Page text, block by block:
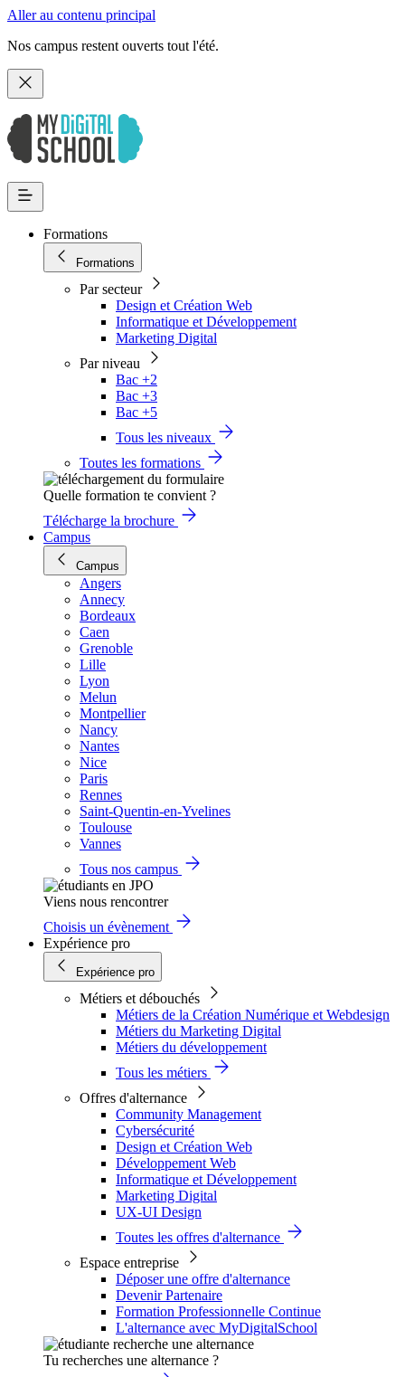
Aller au contenu principal
Nos campus restent ouverts tout l'été.
Formations
Formations
Par secteur
Design et Création Web
Informatique et Développement
Marketing Digital
Par niveau
Bac +2
Bac +3
Bac +5
Tous les niveaux
Toutes les formations
Quelle formation te convient ?
Télécharge la brochure
Campus
Campus
Angers
Annecy
Bordeaux
Caen
Grenoble
Lille
Lyon
Melun
Montpellier
Nancy
Nantes
Nice
Paris
Rennes
Saint-Quentin-en-Yvelines
Toulouse
Vannes
Tous nos campus
Viens nous rencontrer
Choisis un évènement
Expérience pro
Expérience pro
Métiers et débouchés
Métiers de la Création Numérique et Webdesign
Métiers du Marketing Digital
Métiers du développement
Tous les métiers
Offres d'alternance
Community Management
Cybersécurité
Design et Création Web
Développement Web
Informatique et Développement
Marketing Digital
UX-UI Design
Toutes les offres d'alternance
Espace entreprise
Déposer une offre d'alternance
Devenir Partenaire
Formation Professionnelle Continue
L'alternance avec MyDigitalSchool
Tu recherches une alternance ?